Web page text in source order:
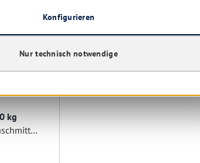
kg
Hochleistungs-Vollwaschmittel ohne Phosphat
Nur technisch notwendige
Konfigurieren